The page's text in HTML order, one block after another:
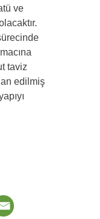
ve
taviz
edilmiş